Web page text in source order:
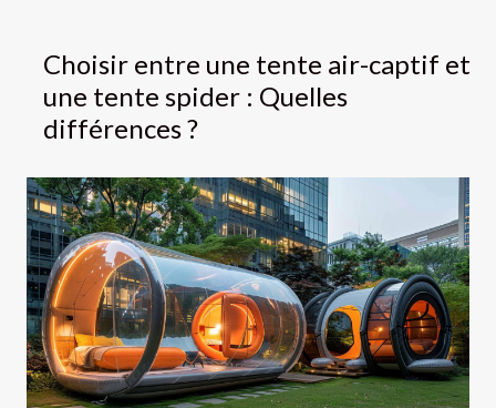
Choisir entre une tente air-captif et
une tente spider : Quelles
différences ?